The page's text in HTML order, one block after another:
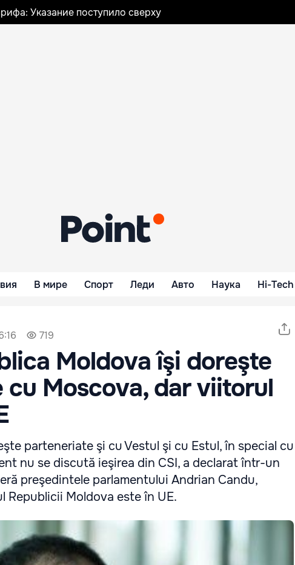
Указание поступило сверху
В мире Спорт Леди Авто Наука Hi-Tech
719
Moldova îşi doreşte
cu Moscova, dar viitorul
parteneriate şi cu Vestul şi cu Estul, în special cu
nu se discută ieşirea din CSI, a declarat într-un
preşedintele parlamentului Andrian Candu,
Moldova este în UE.